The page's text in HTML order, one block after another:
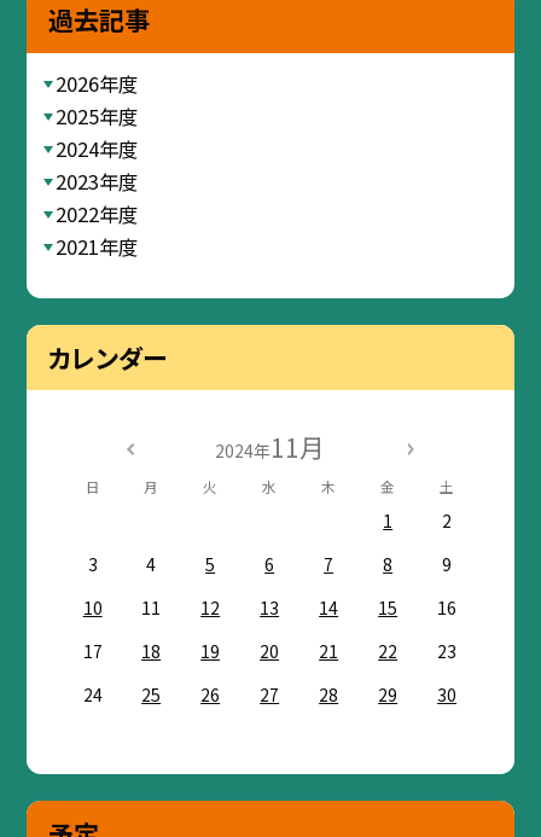
過去記事
2026年度
2025年度
2024年度
2023年度
2022年度
2021年度
カレンダー
2024年11月
日 月 火 水 木 金 土
1
2
3
4 5 6 7 8
9
10
11 12 13 14 15
16
17
18 19 20 21 22
23
24
25 26 27 28 29 30